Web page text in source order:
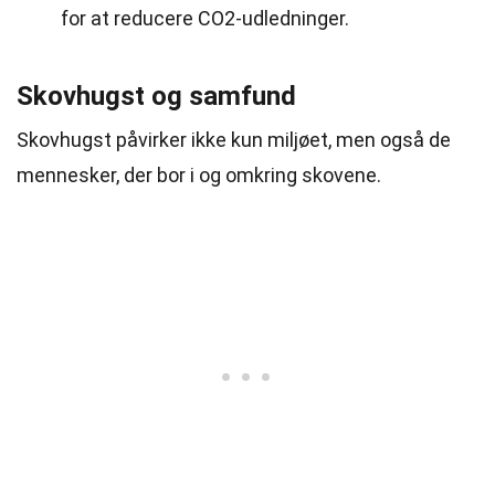
for at reducere CO2-udledninger.
Skovhugst og samfund
Skovhugst påvirker ikke kun miljøet, men også de
mennesker, der bor i og omkring skovene.